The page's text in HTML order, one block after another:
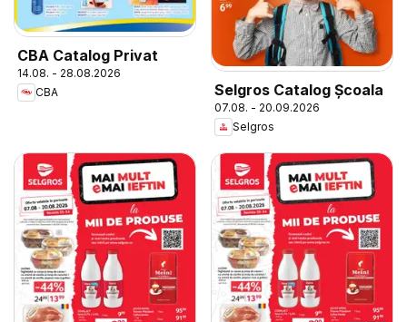
CBA Catalog Privat
14.08. - 28.08.2026
CBA
Selgros Catalog Şcoala
07.08. - 20.09.2026
Selgros